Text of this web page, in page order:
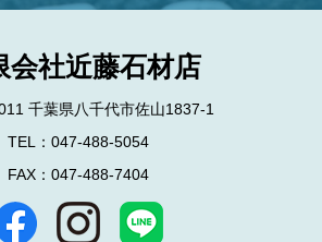
会社近藤石材店
千葉県八千代市佐山1837-1
TEL：047-488-5054
FAX：047-488-7404